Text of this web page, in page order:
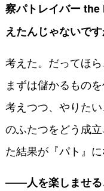
察パトレイバー
えたんじゃないです
考えた。だってほ
まずは儲かるもの
考えつつ、やりた
のふたつをどう成
た結果が『パト』に
――人を楽しませる